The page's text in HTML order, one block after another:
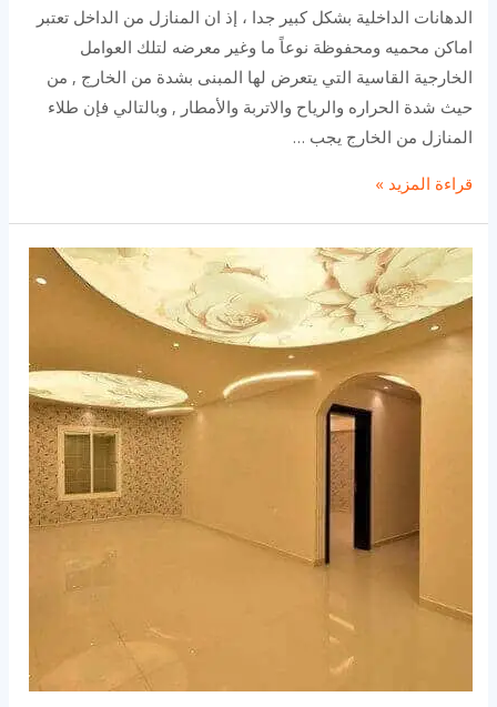
الدهانات الداخلية بشكل كبير جدا ، إذ ان المنازل من الداخل تعتبر
اماكن محميه ومحفوظة نوعاً ما وغير معرضه لتلك العوامل
الخارجية القاسية التي يتعرض لها المبنى بشدة من الخارج , من
حيث شدة الحراره والرياح والاتربة والأمطار , وبالتالي فإن طلاء
المنازل من الخارج يجب …
معلم
|
معلم
بويه
بجده|
0502537646
قراءة المزيد »